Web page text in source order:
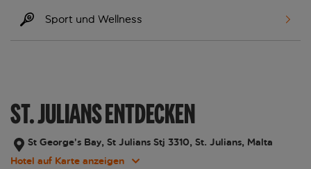
Sport und Wellness
ST. JULIANS ENTDECKEN
St George’s Bay, St Julians Stj 3310, St. Julians, Malta
Hotel auf Karte anzeigen